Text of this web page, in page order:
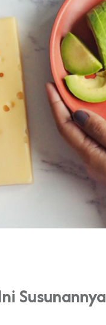
Susunannya